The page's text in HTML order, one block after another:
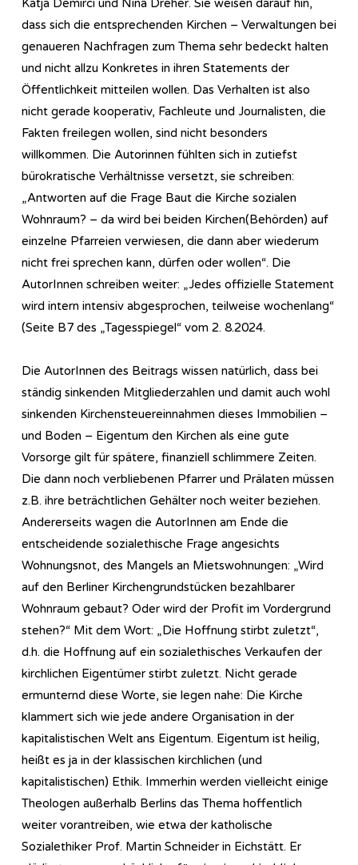
Katja Demirci und Nina Dreher. Sie weisen darauf hin,
dass sich die entsprechenden Kirchen – Verwaltungen bei
genaueren Nachfragen zum Thema sehr bedeckt halten
und nicht allzu Konkretes in ihren Statements der
Öffentlichkeit mitteilen wollen. Das Verhalten ist also
nicht gerade kooperativ, Fachleute und Journalisten, die
Fakten freilegen wollen, sind nicht besonders
willkommen. Die Autorinnen fühlten sich in zutiefst
bürokratische Verhältnisse versetzt, sie schreiben:
„Antworten auf die Frage Baut die Kirche sozialen
Wohnraum? – da wird bei beiden Kirchen(Behörden) auf
einzelne Pfarreien verwiesen, die dann aber wiederum
nicht frei sprechen kann, dürfen oder wollen“. Die
AutorInnen schreiben weiter: „Jedes offizielle Statement
wird intern intensiv abgesprochen, teilweise wochenlang“
(Seite B7 des „Tagesspiegel“ vom 2. 8.2024.
Die AutorInnen des Beitrags wissen natürlich, dass bei
ständig sinkenden Mitgliederzahlen und damit auch wohl
sinkenden Kirchensteuereinnahmen dieses Immobilien –
und Boden – Eigentum den Kirchen als eine gute
Vorsorge gilt für spätere, finanziell schlimmere Zeiten.
Die dann noch verbliebenen Pfarrer und Prälaten müssen
z.B. ihre beträchtlichen Gehälter noch weiter beziehen.
Andererseits wagen die AutorInnen am Ende die
entscheidende sozialethische Frage angesichts
Wohnungsnot, des Mangels an Mietswohnungen: „Wird
auf den Berliner Kirchengrundstücken bezahlbarer
Wohnraum gebaut? Oder wird der Profit im Vordergrund
stehen?“ Mit dem Wort: „Die Hoffnung stirbt zuletzt“,
d.h. die Hoffnung auf ein sozialethisches Verkaufen der
kirchlichen Eigentümer stirbt zuletzt. Nicht gerade
ermunternd diese Worte, sie legen nahe: Die Kirche
klammert sich wie jede andere Organisation in der
kapitalistischen Welt ans Eigentum. Eigentum ist heilig,
heißt es ja in der klassischen kirchlichen (und
kapitalistischen) Ethik. Immerhin werden vielleicht einige
Theologen außerhalb Berlins das Thema hoffentlich
weiter vorantreiben, wie etwa der katholische
Sozialethiker Prof. Martin Schneider in Eichstätt. Er